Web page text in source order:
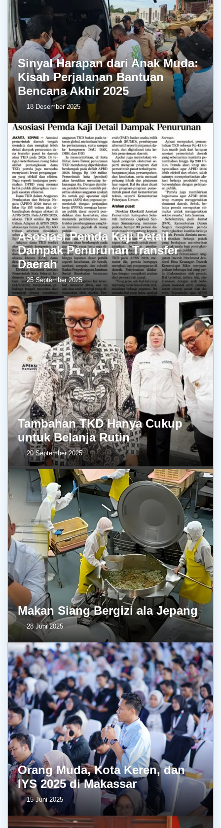
Sinyal Harapan dari Anak Muda:
Kisah Perjalanan Bantuan
Bencana Akhir 2025
18 Desember 2025
Asosiasi Pemda Kaji Detail
Dampak Penurunan Transfer
Daerah
25 September 2025
Tambahan TKD Hanya Cukup
untuk Belanja Rutin
20 September 2025
Makan Siang Bergizi ala Jepang
28 Juni 2025
Orang Muda, Kota Keren, dan
IYS 2025 di Makassar
15 Juni 2025